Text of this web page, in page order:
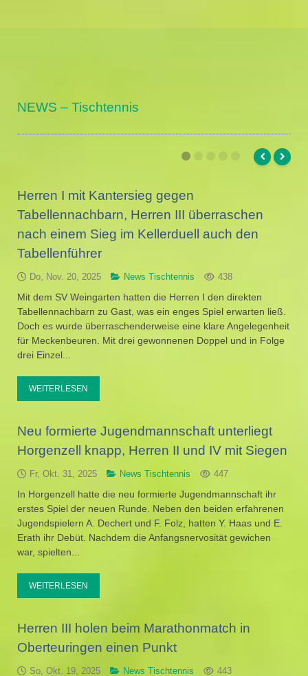
NEWS – Tischtennis
Herren I mit Kantersieg gegen
Tabellennachbarn, Herren III überraschen
nach einem Sieg im Kellerduell auch den
Tabellenführer
Do, Nov. 20, 2025 News Tischtennis 438
Mit dem SV Weingarten hatten die Herren I den direkten
Tabellennachbarn zu Gast, was ein enges Spiel erwarten ließ.
Doch es wurde überraschenderweise eine klare Angelegenheit
für Meckenbeuren. Mit drei gewonnenen Doppel und in Folge
drei Einzel...
WEITERLESEN
Neu formierte Jugendmannschaft unterliegt
Horgenzell knapp, Herren II und IV mit Siegen
Fr, Okt. 31, 2025 News Tischtennis 447
In Horgenzell hatte die neu formierte Jugendmannschaft ihr
erstes Spiel der neuen Runde. Neben den beiden erfahrenen
Jugendspielern A. Dechert und F. Folz, hatten Y. Haas und E.
Erath ihr Debüt. Nachdem die Anfangsnervosität gewichen
war, spielten...
WEITERLESEN
Herren III holen beim Marathonmatch in
Oberteuringen einen Punkt
So, Okt. 19, 2025 News Tischtennis 443